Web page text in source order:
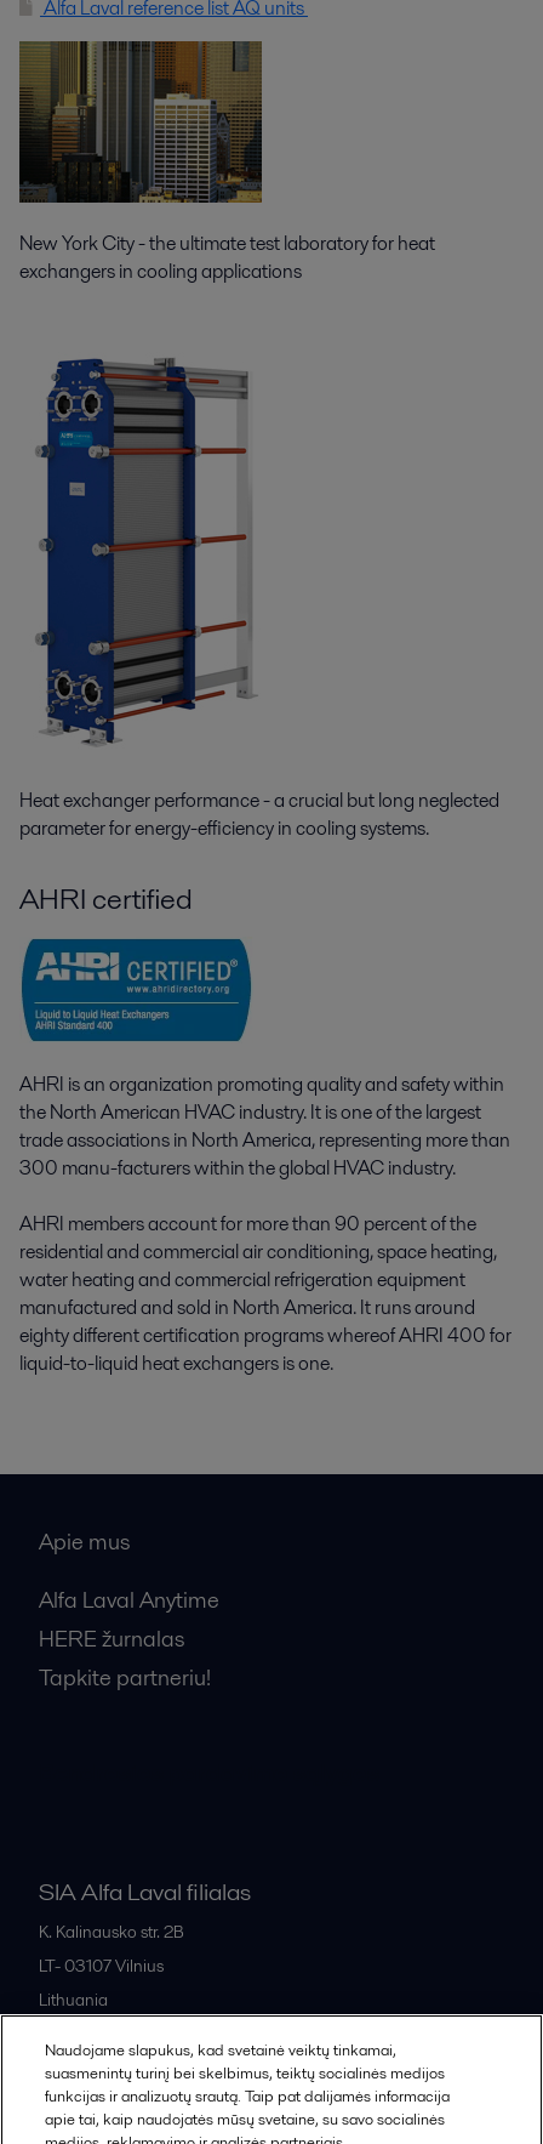
Alfa Laval reference list AQ units
New York City - the ultimate test laboratory for heat
exchangers in cooling applications
Heat exchanger performance - a crucial but long neglected
parameter for energy-efficiency in cooling systems.
AHRI certified
AHRI is an organization promoting quality and safety within
the North American HVAC industry. It is one of the largest
trade associations in North America, representing more than
300 manu-facturers within the global HVAC industry.
AHRI members account for more than 90 percent of the
residential and commercial air conditioning, space heating,
water heating and commercial refrigeration equipment
manufactured and sold in North America. It runs around
eighty different certification programs whereof AHRI 400 for
liquid-to-liquid heat exchangers is one.
Apie mus
Alfa Laval Anytime
HERE žurnalas
Tapkite partneriu!
SIA Alfa Laval filialas
K. Kalinausko str. 2B
LT- 03107Vilnius
Lithuania
All offices and partners
Naudojame slapukus, kad svetainė veiktų tinkamai,
suasmenintų turinį bei skelbimus, teiktų socialinės medijos
funkcijas ir analizuotų srautą. Taip pat dalijamės informacija
apie tai, kaip naudojatės mūsų svetaine, su savo socialinės